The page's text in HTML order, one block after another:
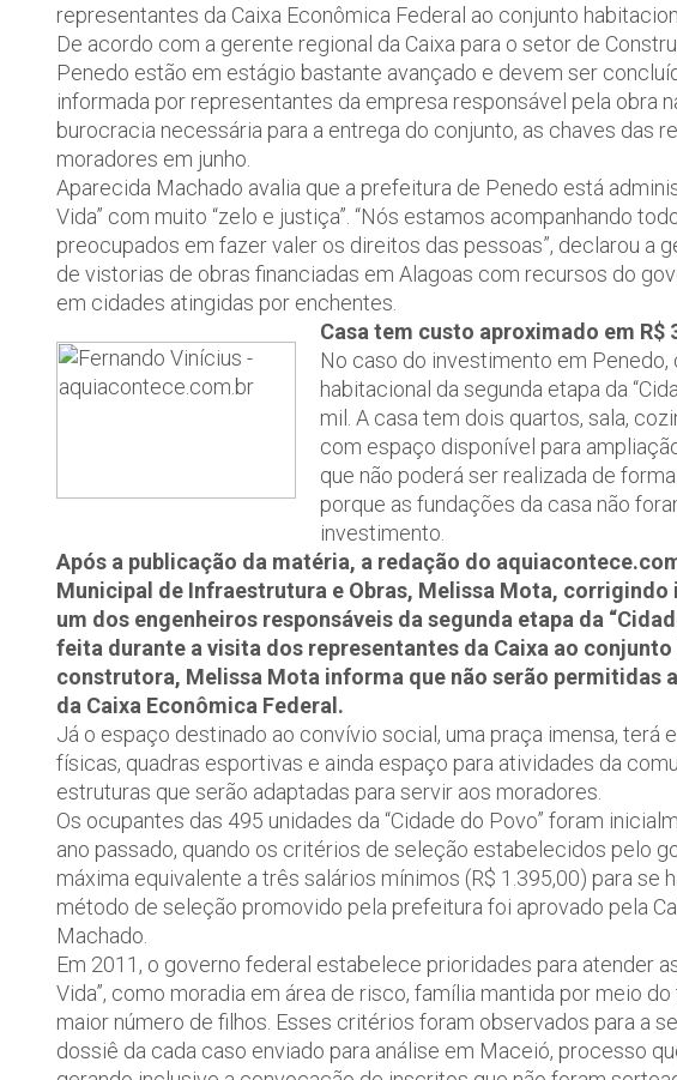
representantes da Caixa Econômica Federal ao conjunto
De acordo com a gerente regional da Caixa para o setor de
Penedo estão em estágio bastante avançado e devem ser
informada por representantes da empresa responsável pela obra
burocracia necessária para a entrega do conjunto, as chaves das
moradores em junho.
Aparecida Machado avalia que a prefeitura de Penedo está
Vida” com muito “zelo e justiça”. “Nós estamos acompanhando
preocupados em fazer valer os direitos das pessoas”, declarou a
de vistorias de obras financiadas em Alagoas com recursos do
em cidades atingidas por enchentes.
Casa tem custo aproximado em R$
No caso do investimento em
habitacional da segunda etapa da
mil. A casa tem dois quartos, sala,
com espaço disponível para
que não poderá ser realizada de
porque as fundações da casa não
investimento.
Após a publicação da matéria, a redação do
Municipal de Infraestrutura e Obras, Melissa Mota,
um dos engenheiros responsáveis da segunda etapa da
feita durante a visita dos representantes da Caixa ao
construtora, Melissa Mota informa que não serão permitidas
da Caixa Econômica Federal.
Já o espaço destinado ao convívio social, uma praça imensa, terá
físicas, quadras esportivas e ainda espaço para atividades da
estruturas que serão adaptadas para servir aos moradores.
Os ocupantes das 495 unidades da “Cidade do Povo” foram
ano passado, quando os critérios de seleção estabelecidos pelo
máxima equivalente a três salários mínimos (R$ 1.395,00) para se
método de seleção promovido pela prefeitura foi aprovado pela
Machado.
Em 2011, o governo federal estabelece prioridades para atender
Vida”, como moradia em área de risco, família mantida por meio
maior número de filhos. Esses critérios foram observados para a
dossiê da cada caso enviado para análise em Maceió, processo